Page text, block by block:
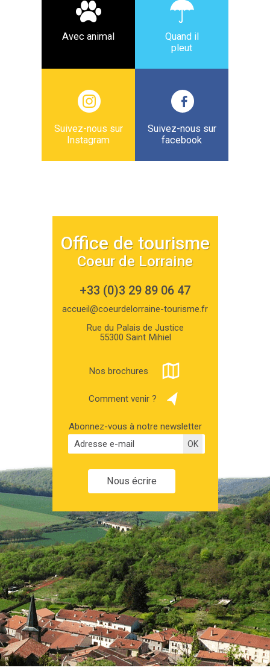
Avec animal
Quand il
pleut
Suivez-nous sur
Instagram
Suivez-nous sur
facebook
Office de tourisme
Coeur de Lorraine
+33 (0)3 29 89 06 47
accueil@coeurdelorraine-tourisme.fr
Rue du Palais de Justice
55300 Saint Mihiel
Nos brochures
Comment venir ?
Abonnez-vous à notre newsletter
Nous écrire